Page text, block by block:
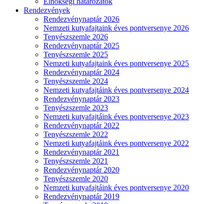
Rendezvények
Rendezvénynaptár 2026
Nemzeti kutyafajtaink éves pontversenye 2026
Tenyészszemle 2026
Rendezvénynaptár 2025
Tenyészszemle 2025
Nemzeti kutyafajtaink éves pontversenye 2025
Rendezvénynaptár 2024
Tenyészszemle 2024
Nemzeti kutyafajtáink éves pontversenye 2024
Rendezvénynaptár 2023
Tenyészszemle 2023
Nemzeti kutyafajtáink éves pontversenye 2023
Rendezvénynaptár 2022
Tenyészszemle 2022
Nemzeti kutyafajtáink éves pontversenye 2022
Rendezvénynaptár 2021
Tenyészszemle 2021
Rendezvénynaptár 2020
Tenyészszemle 2020
Nemzeti kutyafajtáink éves pontversenye 2020
Rendezvénynaptár 2019